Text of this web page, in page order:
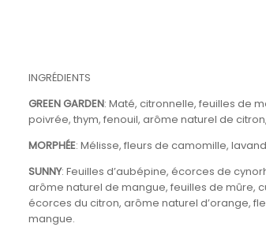
INGRÉDIENTS
GREEN GARDEN: Maté, citronnelle, feuilles de
poivrée, thym, fenouil, arôme naturel de
MORPHÉE: Mélisse, fleurs de camomille,
SUNNY: Feuilles d’aubépine, écorces de
arôme naturel de mangue, feuilles de mûre,
écorces du citron, arôme naturel d’orange,
mangue.